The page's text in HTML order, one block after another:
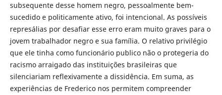
subsequente desse homem negro, pessoalmente bem-
sucedido e politicamente ativo, foi intencional. As possíveis
represálias por desafiar esse erro eram muito graves para o
jovem trabalhador negro e sua família. O relativo privilégio
que ele tinha como funcionário publico não o protegeria do
racismo arraigado das instituições brasileiras que
silenciariam reflexivamente a dissidência. Em suma, as
experiências de Frederico nos permitem compreender